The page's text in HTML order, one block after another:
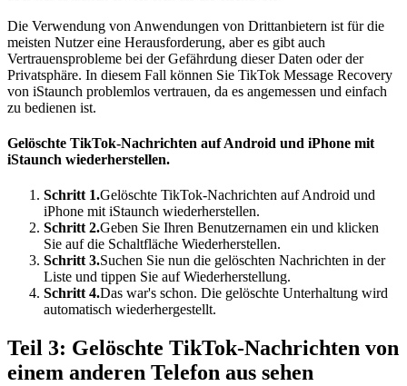
Die Verwendung von Anwendungen von Drittanbietern ist für die
meisten Nutzer eine Herausforderung, aber es gibt auch
Vertrauensprobleme bei der Gefährdung dieser Daten oder der
Privatsphäre. In diesem Fall können Sie TikTok Message Recovery
von iStaunch problemlos vertrauen, da es angemessen und einfach
zu bedienen ist.
Gelöschte TikTok-Nachrichten auf Android und iPhone mit
iStaunch wiederherstellen.
Schritt 1.Gelöschte TikTok-Nachrichten auf Android und
iPhone mit iStaunch wiederherstellen.
Schritt 2.Geben Sie Ihren Benutzernamen ein und klicken
Sie auf die Schaltfläche Wiederherstellen.
Schritt 3.Suchen Sie nun die gelöschten Nachrichten in der
Liste und tippen Sie auf Wiederherstellung.
Schritt 4.Das war's schon. Die gelöschte Unterhaltung wird
automatisch wiederhergestellt.
Teil 3: Gelöschte TikTok-Nachrichten von
einem anderen Telefon aus sehen